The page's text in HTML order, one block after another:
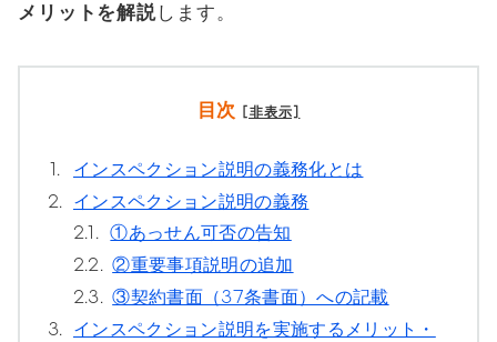
メリットを解説します。
目次 [非表示]
1.
インスペクション説明の義務化とは
2.
インスペクション説明の義務
2.1.
①あっせん可否の告知
2.2. ②重要事項説明の追加
2.3. ③契約書面（37条書面）への記載
3.
インスペクション説明を実施するメリット・